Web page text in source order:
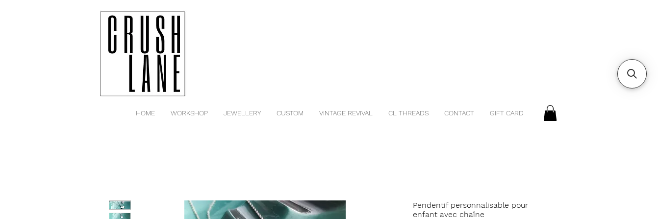
HOME WORKSHOP JEWELLERY CUSTOM VINTAGE REVIVAL CL THREADS CONTACT GIFT CARD
Pendentif personnalisable pour
enfant avec chaîne